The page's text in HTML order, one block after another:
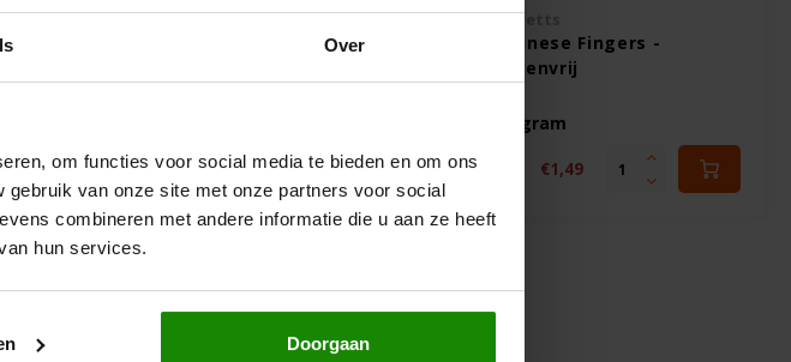
Over
om functies voor social media te bieden en om ons
van onze site met onze partners voor social
combineren met andere informatie die u aan ze heeft
hun services.
Doorgaan
2
Piaceri Mediterranei
Donuts met sterren -
€4,65
Prewetts
Viennese Fingers -
Glutenvrij
120 gram
€1,49